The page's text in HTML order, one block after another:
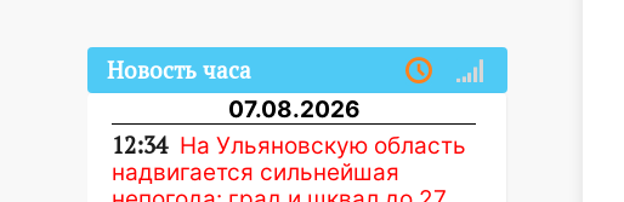
Новость часа
07.08.2026
12:34 На Ульяновскую область
надвигается сильнейшая